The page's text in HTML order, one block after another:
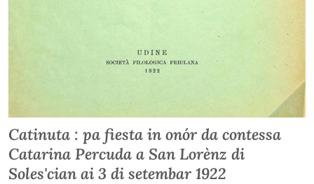
Catinuta : pa fiesta in onór da contessa
Catarina Percuda a San Lorènz di
Soles'cian ai 3 di setembar 1922